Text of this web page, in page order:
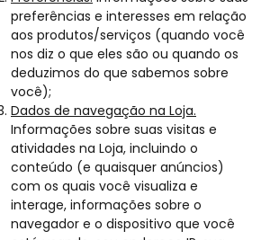
preferências e interesses em relação
aos produtos/serviços (quando você
nos diz o que eles são ou quando os
deduzimos do que sabemos sobre
você);
Dados de navegação na Loja.
Informações sobre suas visitas e
atividades na Loja, incluindo o
conteúdo (e quaisquer anúncios)
com os quais você visualiza e
interage, informações sobre o
navegador e o dispositivo que você